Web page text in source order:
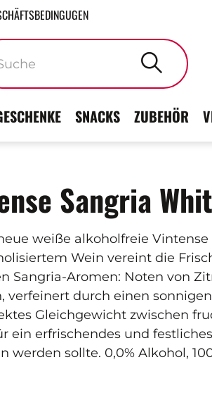
SNACKS ZUBEHÖR
Sangria
weiße alkoholfreie Vintense
Wein vereint die
Sangria-Aromen: Noten von
verfeinert durch einen
Gleichgewicht zwischen
ein erfrischendes und
werden sollte. 0,0% Alkohol,